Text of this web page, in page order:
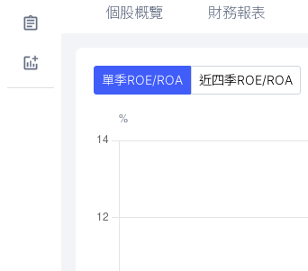
個股概覽 財務報表
單季ROE/ROA 近四季ROE/ROA